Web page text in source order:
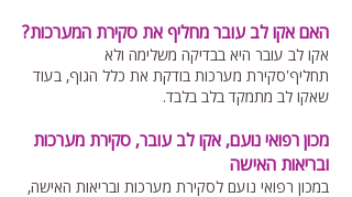
האם אקו לב עובר מחליף את סקירת המערכות?
אקו לב עובר היא בבדיקה משלימה ולא
תחליף'סקירת מערכות בודקת את כלל הגוף, בעוד
שאקו לב מתמקד בלב בלבד.
מכון רפואי נועם, אקו לב עובר, סקירת מערכות
ובריאות האישה
במכון רפואי נועם לסקירת מערכות ובריאות האישה,